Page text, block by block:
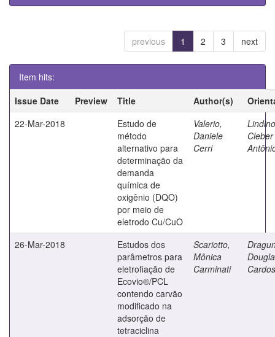
previous 1 2 3 next
Item hits:
Issue Date
Preview Title Author(s)
22-Mar-2018
Estudo de
método
alternativo para
determinação da
demanda
química de
oxigênio (DQO)
por meio de
eletrodo Cu/CuO
Valerio,
Daniele
Cerri
Cleber
26-Mar-2018
Estudos dos
parâmetros para
eletrofiação de
Ecovio®/PCL
contendo carvão
modificado na
adsorção de
tetraciclina
Scariotto,
Mônica
Carminati